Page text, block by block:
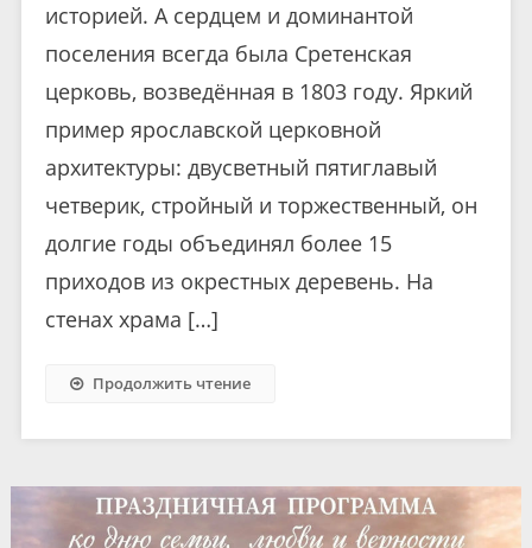
историей. А сердцем и доминантой
поселения всегда была Сретенская
церковь, возведённая в 1803 году. Яркий
пример ярославской церковной
архитектуры: двусветный пятиглавый
четверик, стройный и торжественный, он
долгие годы объединял более 15
приходов из окрестных деревень. На
стенах храма […]
Продолжить чтение